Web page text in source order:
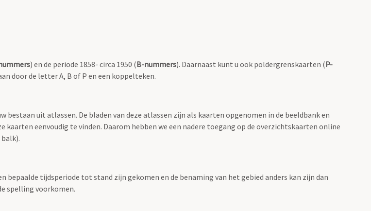
) en de periode 1858- circa 1950 (B-nummers). Daarnaast kunt u ook poldergrenskaarten (P-
door de letter A, B of P en een koppelteken.
bestaan uit atlassen. De bladen van deze atlassen zijn als kaarten opgenomen in de beeldbank en
eenvoudig te vinden. Daarom hebben we een nadere toegang op de overzichtskaarten online
bepaalde tijdsperiode tot stand zijn gekomen en de benaming van het gebied anders kan zijn dan
spelling voorkomen.